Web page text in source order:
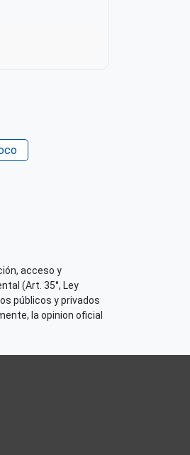
(GIZ)
acceso y
(Art. 35°, Ley
públicos y privados
la opinion oficial